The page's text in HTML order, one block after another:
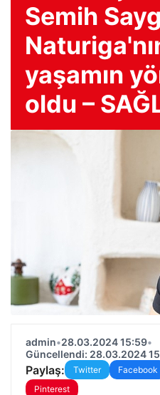
Semih
yaşamın
oldu –
admin•28.03.2024 15:59•
Güncellendi: 28.03.2024
Paylaş: Twitter Facebook
Pinterest